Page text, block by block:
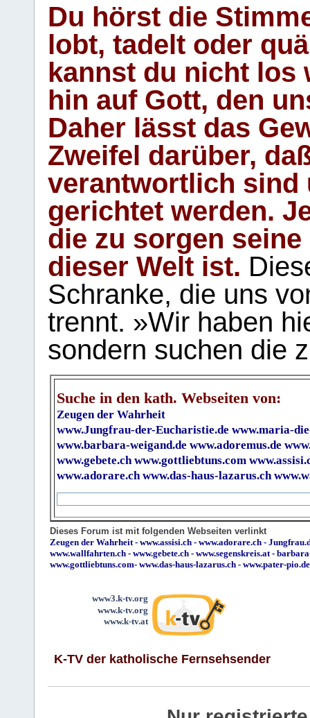
Du hörst die
lobt, tadelt oder
kannst du nicht los
hin auf Gott, den
Daher lässt das
Zweifel darüber,
verantwortlich sind
gerichtet werden.
die zu sorgen
dieser Welt ist.
Schranke, die uns
trennt. »Wir haben
sondern suchen die
Suche in den kath. Webseiten von:
Zeugen der Wahrheit
www.Jungfrau-der-Eucharistie.de www.maria-
www.barbara-weigand.de www.adoremus.de
www.gebete.ch www.gottliebtuns.com
www.adorare.ch www.das-haus-lazarus.ch
Dieses Forum ist mit folgenden Webseiten verlinkt
Zeugen der Wahrheit - www.assisi.ch - www.adorare.ch -
www.wallfahrten.ch - www.gebete.ch - www.segenskreis.at -
www.gottliebtuns.com- www.das-haus-lazarus.ch - www.pater-pio.de
www3.k-tv.org
www.k-tv.org
www.k-tv.at
K-TV der katholische Fernsehsender